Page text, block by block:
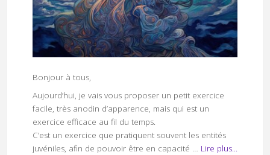
Bonjour à tous,
Aujourd’hui, je vais vous proposer un petit exercice
facile, très anodin d’apparence, mais qui est un
exercice efficace au fil du temps.
C’est un exercice que pratiquent souvent les entités
juvéniles, afin de pouvoir être en capacité … Lire plus...